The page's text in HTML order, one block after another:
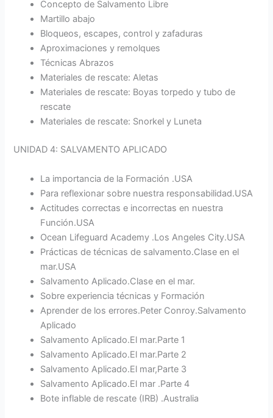
Concepto de Salvamento Libre
Martillo abajo
Bloqueos, escapes, control y zafaduras
Aproximaciones y remolques
Técnicas Abrazos
Materiales de rescate: Aletas
Materiales de rescate: Boyas torpedo y tubo de
rescate
Materiales de rescate: Snorkel y Luneta
UNIDAD 4: SALVAMENTO APLICADO
La importancia de la Formación .USA
Para reflexionar sobre nuestra responsabilidad.USA
Actitudes correctas e incorrectas en nuestra
Función.USA
Ocean Lifeguard Academy .Los Angeles City.USA
Prácticas de técnicas de salvamento.Clase en el
mar.USA
Salvamento Aplicado.Clase en el mar.
Sobre experiencia técnicas y Formación
Aprender de los errores.Peter Conroy.Salvamento
Aplicado
Salvamento Aplicado.El mar.Parte 1
Salvamento Aplicado.El mar.Parte 2
Salvamento Aplicado.El mar,Parte 3
Salvamento Aplicado.El mar .Parte 4
Bote inflable de rescate (IRB) .Australia